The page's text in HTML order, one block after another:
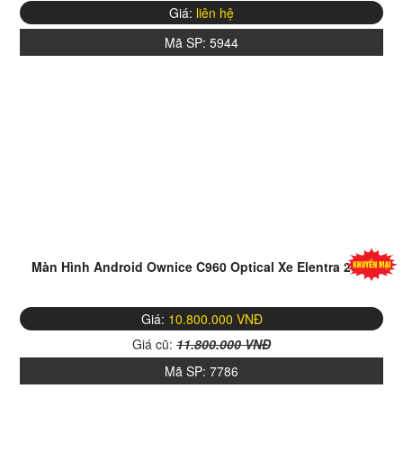
Giá: liên hệ
Mã SP: 5944
Màn Hình Android Ownice C960 Optical Xe Elentra 2018
Giá: 10.800.000 VNĐ
Giá cũ: 11.800.000 VNĐ
Mã SP: 7786